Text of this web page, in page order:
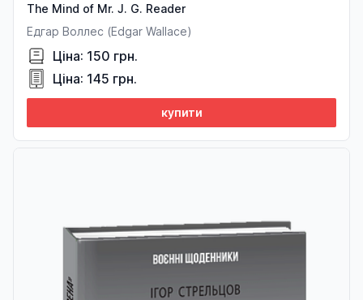
The Mind of Mr. J. G. Reader
Едгар Воллес (Edgar Wallace)
Ціна: 150 грн.
Ціна: 145 грн.
купити